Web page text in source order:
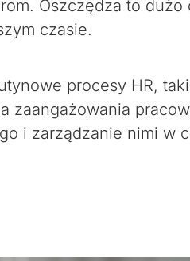
Oszczędza to
czasie.
procesy HR,
zaangażowania
i zarządzanie nimi w